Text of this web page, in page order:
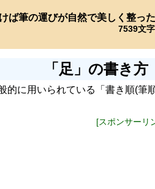
ば筆の運びが自然で美しく整っ
7539文
「足」の書き方
的に用いられている「書き順(筆
[スポンサーリ